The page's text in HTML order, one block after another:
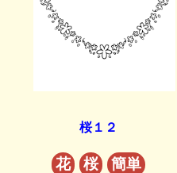
桜１２
花 桜
簡単